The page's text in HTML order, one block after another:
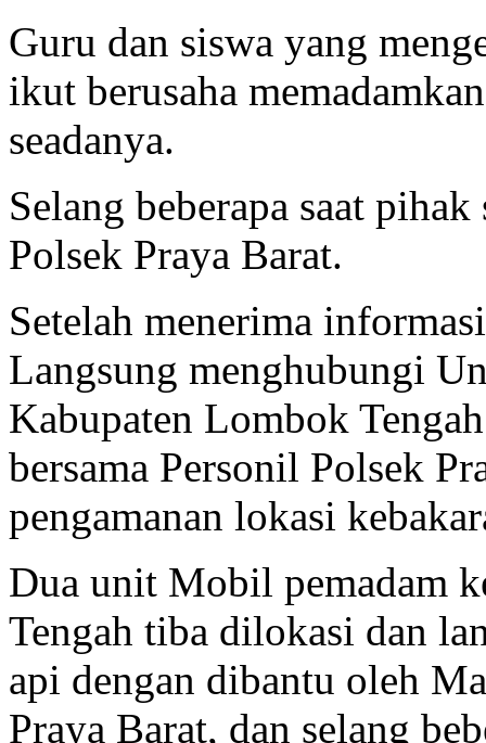
Guru dan siswa yang
ikut berusaha
seadanya.
Selang beberapa saat
Polsek Praya Barat.
Setelah menerima
Langsung menghubungi
Kabupaten Lombok
bersama Personil Polsek
pengamanan lokasi
Dua unit Mobil pemadam
Tengah tiba dilokasi dan
api dengan dibantu oleh
Praya Barat, dan selang